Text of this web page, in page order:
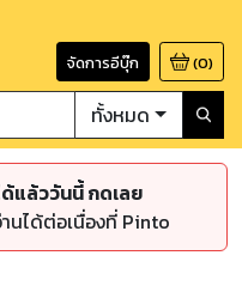
จัดการอีบุ๊ก (0)
ทั้งหมด
แล้ววันนี้ กดเลย
นได้ต่อเนื่องที่ Pinto